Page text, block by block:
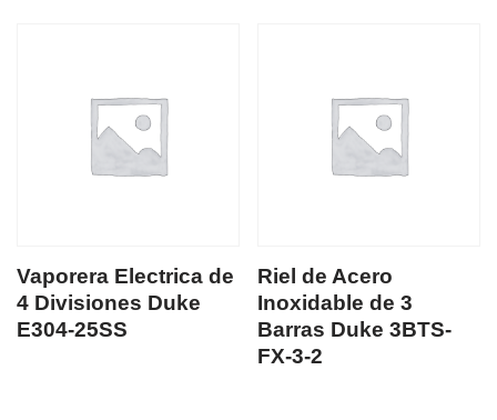
Vaporera Electrica de
4 Divisiones Duke
E304-25SS
Riel de Acero
Inoxidable de 3
Barras Duke 3BTS-
FX-3-2